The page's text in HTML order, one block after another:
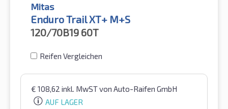
Mitas
Enduro Trail XT+ M+S
120/70B19 60T
Reifen Vergleichen
€ 108,62 inkl. MwSTvon Auto-Raifen GmbH
AUF LAGER